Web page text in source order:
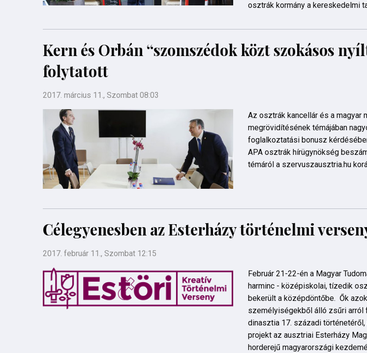
osztrák kormány a kereskedelmi
Kern és Orbán “szomszédok közt szokásos
folytatott
2017. március 11., Szombat 08:03
Az osztrák kancellár és a magyar
megrövidítésének témájában
foglalkoztatási bonusz
APA osztrák hírügynökség
témáról a szervuszausztria.hu
Célegyenesben az Esterházy történelmi
2017. február 11., Szombat 12:15
Február 21-22-én a Magyar
harminc - középiskolai, tízedik
bekerült a középdöntőbe. Ők
személyiségekből álló zsűri arról
dinasztia 17. századi
projekt az ausztriai Esterházy
horderejű magyarországi